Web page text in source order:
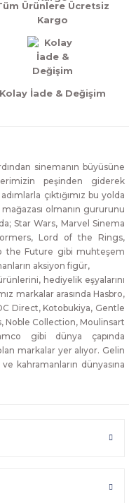
Ürünlere Ücretsiz
Kargo
Kolay İade & Değişim
sinemanın büyüsüne
peşinden giderek
çıktığımız bu yolda
olmanın gururunu
Star Wars, Marvel Sinema
Lord of the Rings,
the Future gibi muhteşem
aksiyon figür,
hediyelik eşyalarını
markalar arasında Hasbro,
Direct, Kotobukiya, Gentle
Noble Collection, Moulinsart
gibi dünya çapında
markalar yer alıyor. Gelin
kahramanların dünyasına